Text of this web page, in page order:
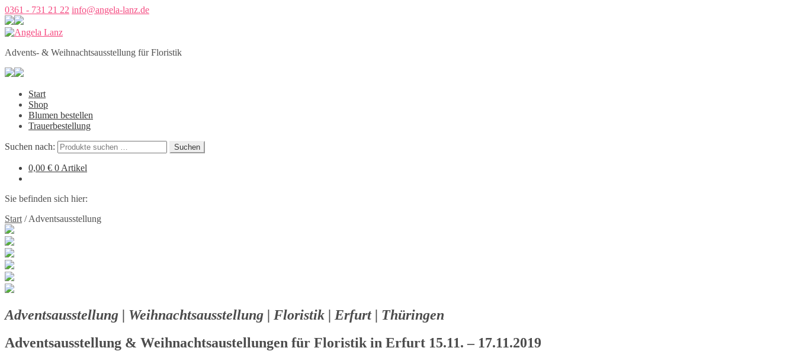
0361 - 731 21 22 info@angela-lanz.de
Advents- & Weihnachtsausstellung für Floristik
Start
Shop
Blumen bestellen
Trauerbestellung
Suchen nach: Suchen
0,00 € 0 Artikel
Sie befinden sich hier:
Start /Adventsausstellung
Adventsausstellung | Weihnachtsausstellung | Floristik | Erfurt | Thüringen
Adventsausstellung & Weihnachtsaustellungen für Floristik in Erfurt 15.11. – 17.11.2019